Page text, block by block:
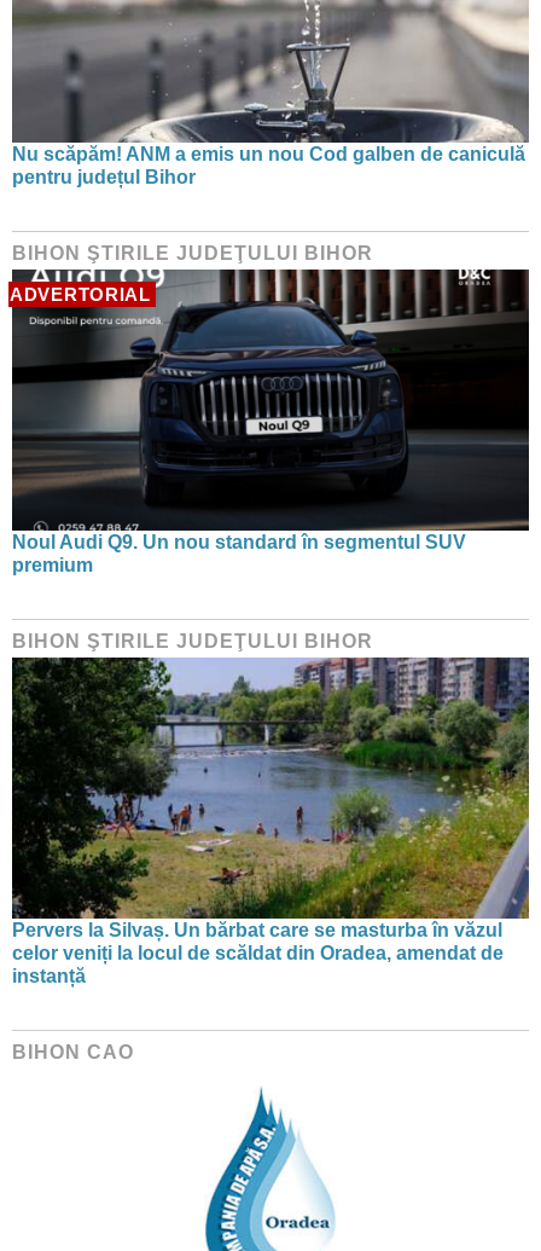
Nu scăpăm! ANM a emis un nou Cod galben de caniculă
pentru județul Bihor
BIHON ŞTIRILE JUDEŢULUI BIHOR
ADVERTORIAL
Noul Audi Q9. Un nou standard în segmentul SUV
premium
BIHON ŞTIRILE JUDEŢULUI BIHOR
Pervers la Silvaș. Un bărbat care se masturba în văzul
celor veniți la locul de scăldat din Oradea, amendat de
instanță
BIHON CAO